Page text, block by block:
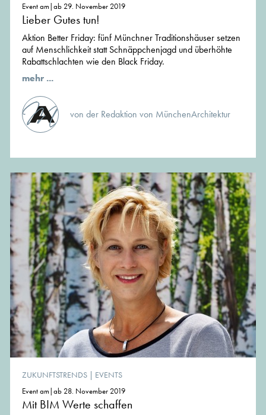
Event am|ab 29. November 2019
Lieber Gutes tun!
Aktion Better Friday: fünf Münchner Traditionshäuser setzen
auf Menschlichkeit statt Schnäppchenjagd und überhöhte
Rabattschlachten wie den Black Friday.
mehr ...
von der Redaktion von MünchenArchitektur
ZUKUNFTSTRENDS | EVENTS
Event am|ab 28. November 2019
Mit BIM Werte schaffen